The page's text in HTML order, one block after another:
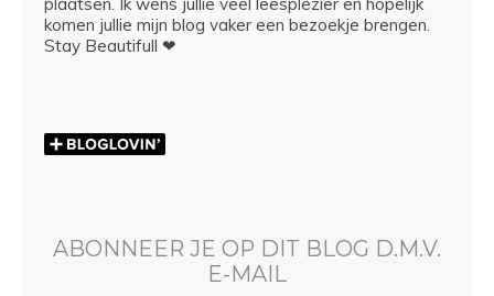
komen jullie mijn blog vaker een bezoekje brengen.
Stay Beautifull ❤
ABONNEER JE OP DIT BLOG D.M.V.
E-MAIL